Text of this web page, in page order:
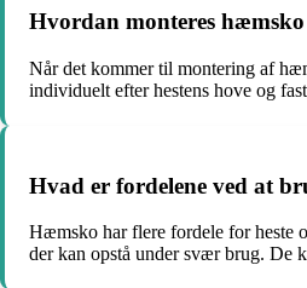
Hvordan monteres
Når det kommer til montering af
individuelt efter hestens hove og
Hvad er fordelene ved at
Hæmsko har flere fordele for heste
der kan opstå under svær brug. De